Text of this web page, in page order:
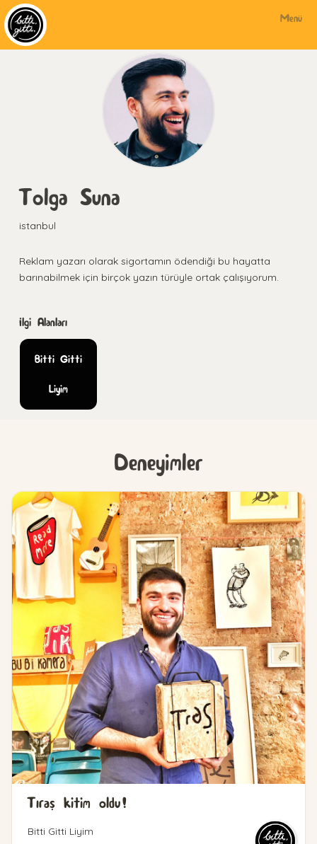
Menü
Tolga Suna
istanbul
Reklam yazarı olarak sigortamın ödendiği bu hayatta
barınabilmek için birçok yazın türüyle ortak çalışıyorum.
İlgi Alanları
Bitti Gitti
Liyim
Deneyimler
Tıraş kitim oldu!
Bitti Gitti Liyim